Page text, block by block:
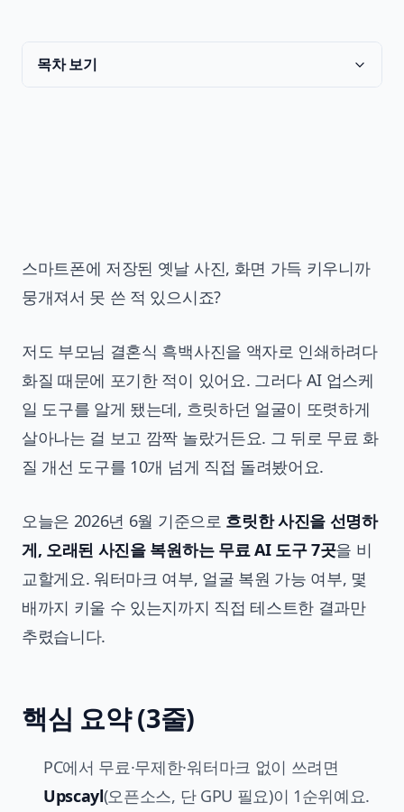
목차 보기
스마트폰에 저장된 옛날 사진, 화면 가득 키우니까
뭉개져서 못 쓴 적 있으시죠?
저도 부모님 결혼식 흑백사진을 액자로 인쇄하려다
화질 때문에 포기한 적이 있어요. 그러다 AI 업스케
일 도구를 알게 됐는데, 흐릿하던 얼굴이 또렷하게
살아나는 걸 보고 깜짝 놀랐거든요. 그 뒤로 무료 화
질 개선 도구를 10개 넘게 직접 돌려봤어요.
오늘은 2026년 6월 기준으로 흐릿한 사진을 선명하
게, 오래된 사진을 복원하는 무료 AI 도구 7곳을 비
교할게요. 워터마크 여부, 얼굴 복원 가능 여부, 몇
배까지 키울 수 있는지까지 직접 테스트한 결과만
추렸습니다.
핵심 요약 (3줄)
PC에서 무료·무제한·워터마크 없이 쓰려면
Upscayl(오픈소스, 단 GPU 필요)이 1순위예요.